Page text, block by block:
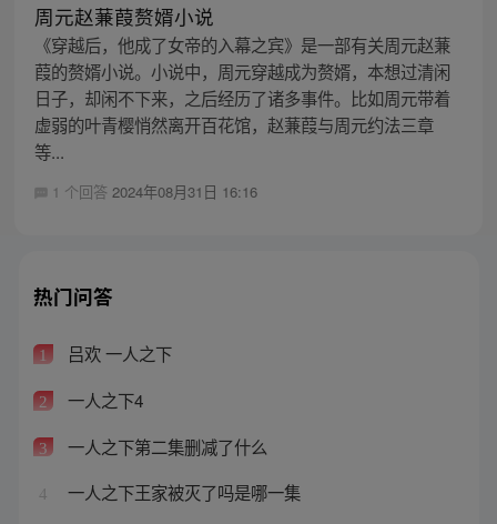
周元赵蒹葭赘婿小说
《穿越后，他成了女帝的入幕之宾》是一部有关周元赵蒹
葭的赘婿小说。小说中，周元穿越成为赘婿，本想过清闲
日子，却闲不下来，之后经历了诸多事件。比如周元带着
虚弱的叶青樱悄然离开百花馆，赵蒹葭与周元约法三章
等...
1 个回答 2024年08月31日 16:16
热门问答
1 吕欢 一人之下
2 一人之下4
3 一人之下第二集删减了什么
4 一人之下王家被灭了吗是哪一集